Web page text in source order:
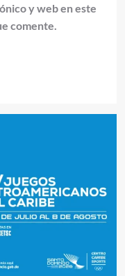
y web en este
comente.